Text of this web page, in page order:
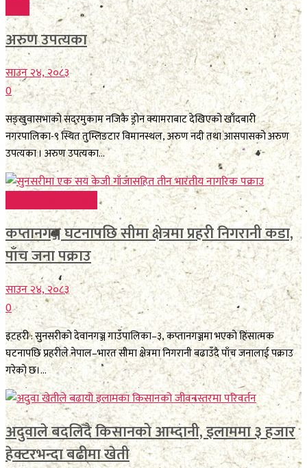
अरुण उपत्यका
साउन २४, २०८३
0
सङ्खुवासभाको सदरमुकाम नजिकै ड्रोन क्यामराबाट देखिएको खाँदबारी
नगरपालिका-९ स्थित तुम्लिङटार विमानस्थल, अरुण नदी तथा आसपासको अरुण
उपत्यका । अरुण उपत्यका...
कप्तानगञ्ज घटनापछि सीमा क्षेत्रमा प्रहरी निगरानी कडा,
पाँच जना पक्राउ
साउन २४, २०८३
0
इटहरी : सुनसरीको देवानगञ्ज गाउँपालिका–३, कप्तानगञ्जमा भएको हिंसात्मक
घटनापछि प्रहरीले नेपाल–भारत सीमा क्षेत्रमा निगरानी बढाउँदै पाँच जनालाई पक्राउ
गरेको छ।...
अदुवाले बदलिँदै किसानको आम्दानी, इलाममा ३ हजार
हेक्टरभन्दा बढीमा खेती